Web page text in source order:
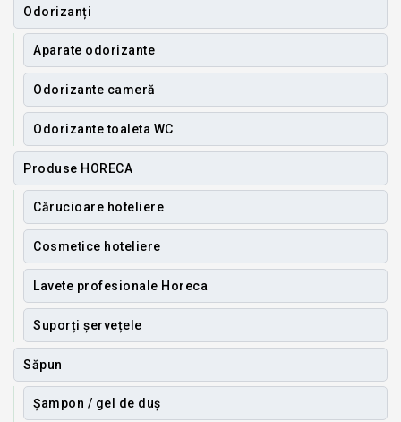
Odorizanți
Aparate odorizante
Odorizante cameră
Odorizante toaleta WC
Produse HORECA
Cărucioare hoteliere
Cosmetice hoteliere
Lavete profesionale Horeca
Suporți șervețele
Săpun
Șampon / gel de duș